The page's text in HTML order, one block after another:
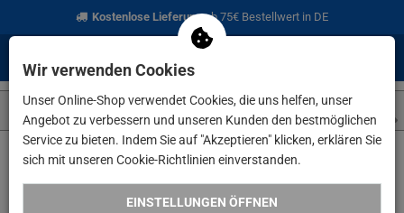
Kostenlose Lieferungab 75€ Bestellwert in DE
Wir verwenden Cookies
Unser Online-Shop verwendet Cookies, die uns helfen, unser
Angebot zu verbessern und unseren Kunden den bestmöglichen
Service zu bieten. Indem Sie auf "Akzeptieren" klicken, erklären Sie
sich mit unseren Cookie-Richtlinien einverstanden.
EINSTELLUNGEN ÖFFNEN